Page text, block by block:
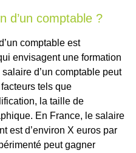
d’un comptable ?
comptable est
envisagent une formation
d’un comptable peut
tels que
la taille de
En France, le salaire
est d’environ X euros par
peut gagner